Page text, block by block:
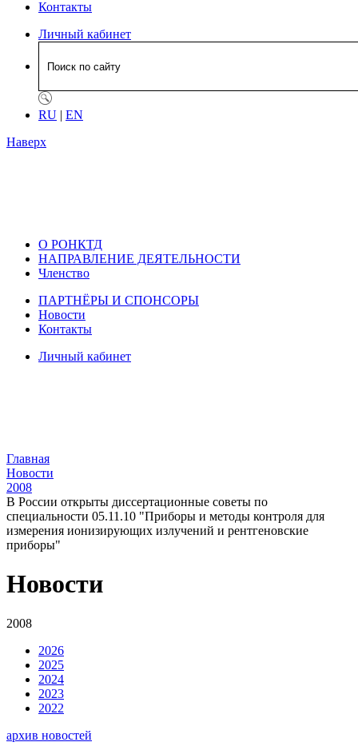
Контакты
Личный кабинет
RU | EN
Наверх
О РОНКТД
НАПРАВЛЕНИЕ ДЕЯТЕЛЬНОСТИ
Членство
ПАРТНЁРЫ И СПОНСОРЫ
Новости
Контакты
Личный кабинет
Главная
Новости
2008
В России открыты диссертационные советы по
специальности 05.11.10 "Приборы и методы контроля для
измерения ионизирующих излучений и рентгеновские
приборы"
Новости
2008
2026
2025
2024
2023
2022
архив новостей